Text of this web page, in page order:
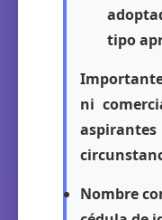
tipo
ni
Nombre